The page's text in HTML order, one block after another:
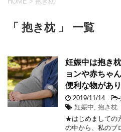
「 抱き枕 」 一覧
妊娠中は抱き
ョンや赤ちゃ
便利な物があり
2019/11/14 -
妊娠中 抱き枕
★はじめましての
の中から、私のブ